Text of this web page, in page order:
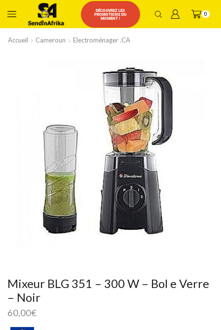
DÉCOUVREZ LES
PROMOTIONS DU
MOMENT !
0
Accueil Cameroun Electroménager .CA
Mixeur BLG 351 – 300 W – Bol e Verre
– Noir
60,00€